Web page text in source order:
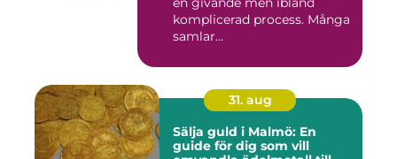
komplicerad process. Många
samlar...
31. aug
Sälja guld i Malmö: En
guide för dig som vill